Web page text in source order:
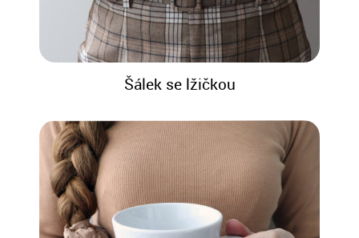
Šálek se lžičkou